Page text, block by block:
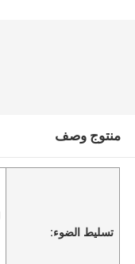
منتوج وصف
تسليط الضوء: